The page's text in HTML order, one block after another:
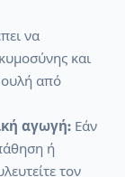
να
και
από
αγωγή: Εάν
ή
τον